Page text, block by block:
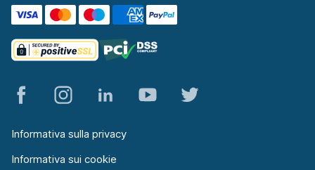
Informativa sulla privacy
Informativa sui cookie